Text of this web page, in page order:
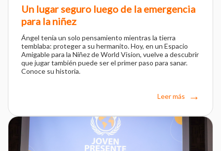
Un lugar seguro luego de la emergencia
para la niñez
Ángel tenía un solo pensamiento mientras la tierra
temblaba: proteger a su hermanito. Hoy, en un Espacio
Amigable para la Niñez de World Vision, vuelve a descubrir
que jugar también puede ser el primer paso para sanar.
Conoce su historia.
Leer más